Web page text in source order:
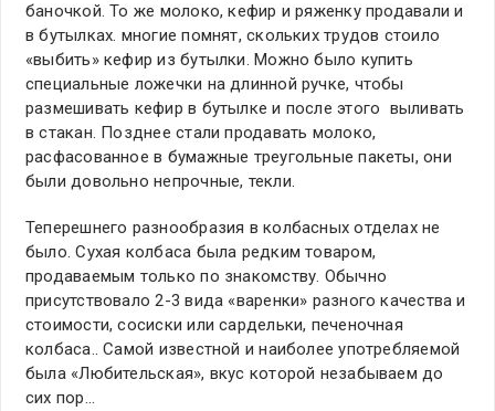
баночкой. То же молоко, кефир и ряженку продавали и
в бутылках. многие помнят, скольких трудов стоило
«выбить» кефир из бутылки. Можно было купить
специальные ложечки на длинной ручке, чтобы
размешивать кефир в бутылке и после этого выливать
в стакан. Позднее стали продавать молоко,
расфасованное в бумажные треугольные пакеты, они
были довольно непрочные, текли.
Теперешнего разнообразия в колбасных отделах не
было. Сухая колбаса была редким товаром,
продаваемым только по знакомству. Обычно
присутствовало 2-3 вида «варенки» разного качества и
стоимости, сосиски или сардельки, печеночная
колбаса.. Самой известной и наиболее употребляемой
была «Любительская», вкус которой незабываем до
сих пор…